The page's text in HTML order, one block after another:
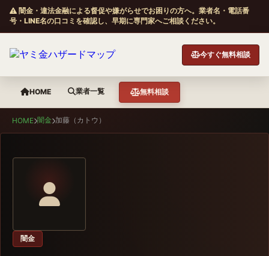
闇金・違法金融による督促や嫌がらせでお困りの方へ。業者名・電話番
号・LINE名の口コミを確認し、早期に専門家へご相談ください。
今すぐ無料相談
HOME 業者一覧 無料相談
HOME 闇金 加藤（カトウ）
闇金